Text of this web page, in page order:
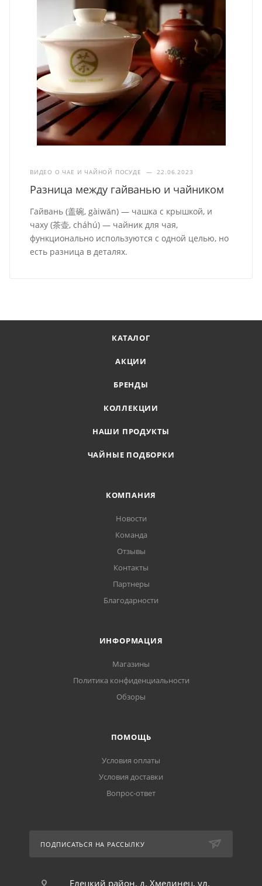
ВИДЕО О ЧАЕ И ЧАЙНОЙ ПОСУДЕ — 22.06.2023
Разница между гайванью и чайником
Гайвань (盖碗, gàiwǎn) — чашка с крышкой, и
чаху (茶壶, cháhú) — чайник для чая,
функционально используются с одной целью, но
есть разница в деталях.
КАТАЛОГ
АКЦИИ
БРЕНДЫ
КОЛЛЕКЦИИ
НАШИ ПРОДУКТЫ
ЧАЙНЫЕ ПОДБОРКИ
КОМПАНИЯ
Новости
Команда
Отзывы
Контакты
Партнеры
Благодарности
ИНФОРМАЦИЯ
Магазины
Политика конфиденциальности
Обзоры
ПОМОЩЬ
Условия оплаты
Условия доставки
Вопрос-ответ
ПОДПИСАТЬСЯ НА РАССЫЛКУ
Елецкий район, д. Хмелинец, ул.